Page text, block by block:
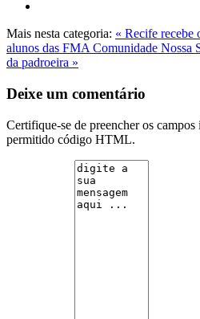
Mais nesta categoria: « Recife recebe
alunos das FMA Comunidade Nossa
da padroeira »
Deixe um comentário
Certifique-se de preencher os
permitido código HTML.